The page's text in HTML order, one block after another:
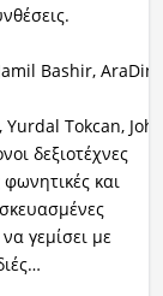
Bashir,
Tokcan,
δεξιοτέχνες
και
γεμίσει με